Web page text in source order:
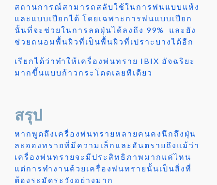
สถานการณ์สามารถสลับใช้ในการพ่นแบบแห้ง
และแบบเปียกได้ โดยเฉพาะการพ่นแบบเปียก
นั้นที่จะช่วยในการลดฝุ่นได้ลงถึง 99% และยัง
ช่วยถนอมพื้นผิวที่เป็นพื้นผิวที่เปราะบางได้อีก
เรียกได้ว่าทำให้เครื่องพ่นทราย IBIX อัจฉริยะ
มากขึ้นแบบก้าวกระโดดเลยทีเดียว
สรุป
หากพูดถึงเครื่องพ่นทรายหลายคนคงนึกถึงฝุ่น
ละอองทรายที่มีความเล็กและอันตรายถึงแม้ว่า
เครื่องพ่นทรายจะมีประสิทธิภาพมากแค่ไหน
แต่การทำงานด้วยเครื่องพ่นทรายนั้นเป็นสิ่งที่
ต้องระมัดระวังอย่างมาก